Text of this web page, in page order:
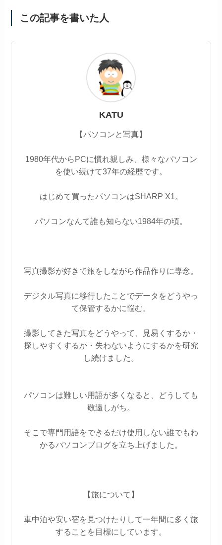
この記事を書いた人
KATU
【パソコンと写真】
1980年代からPCに慣れ親しみ、様々なパソコン
を使い続けて37年の経歴です。
はじめて買ったパソコンはSHARP X1。
パソコンなんて誰も知らない1984年の頃。
写真撮影が好きで旅をしながら作品作りに専念。
デジタル写真に移行したことでデータをどうやっ
て保管するかに悩む。
撮影してきた写真をどうやって、見易くするか・
探しやすくするか・失わないようにするかを研究
し続けました。
パソコンは難しい用語が多くなると、どうしても
敬遠しがち。
そこで専門用語をできるだけ使用しない誰でもわ
かるパソコンブログを立ち上げました。
【旅について】
車中泊や安い宿を見つけたりして一年間に多く旅
することを目標にしています。